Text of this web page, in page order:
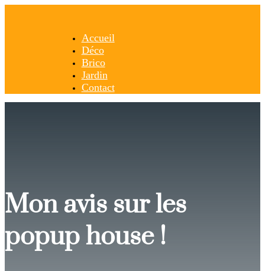
Accueil
Déco
Brico
Jardin
Contact
Mon avis sur les
popup house !